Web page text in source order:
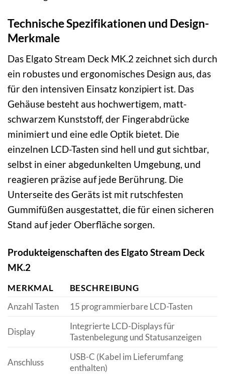
Technische Spezifikationen und Design-
Merkmale
Das Elgato Stream Deck MK.2 zeichnet sich durch
ein robustes und ergonomisches Design aus, das
für den intensiven Einsatz konzipiert ist. Das
Gehäuse besteht aus hochwertigem, matt-
schwarzem Kunststoff, der Fingerabdrücke
minimiert und eine edle Optik bietet. Die
einzelnen LCD-Tasten sind hell und gut sichtbar,
selbst in einer abgedunkelten Umgebung, und
reagieren präzise auf jede Berührung. Die
Unterseite des Geräts ist mit rutschfesten
Gummifüßen ausgestattet, die für einen sicheren
Stand auf jeder Oberfläche sorgen.
Produkteigenschaften des Elgato Stream Deck
MK.2
MERKMAL
BESCHREIBUNG
Anzahl Tasten
15 programmierbare LCD-Tasten
Display
Integrierte LCD-Displays für
Tastenbelegung und Statusanzeigen
Anschluss
USB-C (Kabel im Lieferumfang
enthalten)